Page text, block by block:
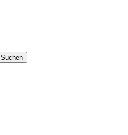
Suchen